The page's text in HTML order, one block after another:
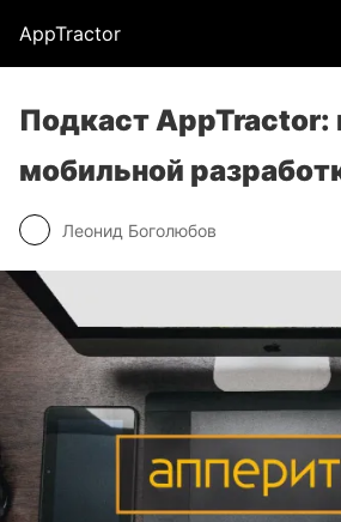
AppTractor
Подкаст AppTractor:
мобильной
Леонид Боголюбов